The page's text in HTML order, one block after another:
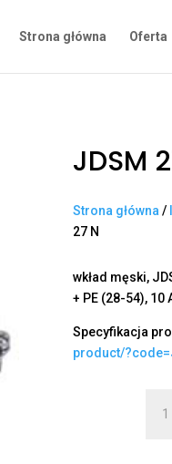
Strona główna Oferta
JDSM
Strona główna /
27 N
wkład męski,
+ PE (28-54), 10
Specyfikacja
product/
JDSM